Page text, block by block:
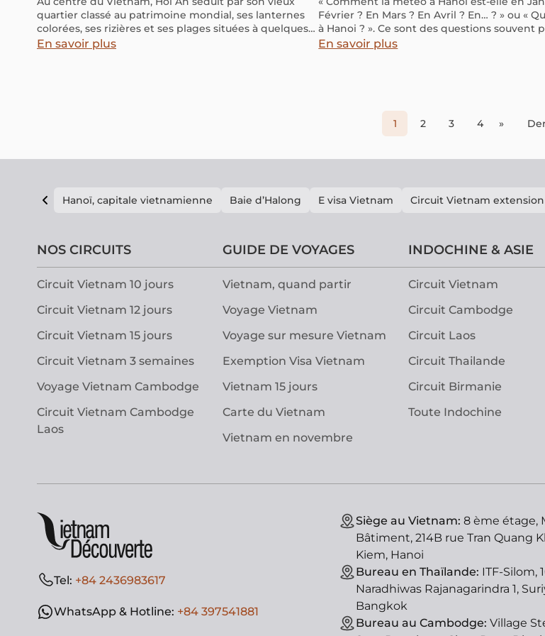
quartier classé au patrimoine mondial, ses lanternes
colorées, ses rizières et ses plages situées à quelques
minutes du centre. Ancien port marchand d’Asie du
En savoir plus
Février ? En Mars ? En Avril ? En… ? » ou «
à Hanoi ? ». Ce sont des questions souvent
avant de partir en direction Hanoi – la
En savoir plus
1 2 3 4 »
Hanoï, capitale vietnamienne Baie d’Halong E visa Vietnam Circuit Vietnam
NOS CIRCUITS
Circuit Vietnam 10 jours
Circuit Vietnam 12 jours
Circuit Vietnam 15 jours
Circuit Vietnam 3 semaines
Voyage Vietnam Cambodge
Circuit Vietnam Cambodge
Laos
GUIDE DE VOYAGES
Vietnam, quand partir
Voyage Vietnam
Voyage sur mesure Vietnam
Exemption Visa Vietnam
Vietnam 15 jours
Carte du Vietnam
Vietnam en novembre
INDOCHINE & ASIE
Circuit Vietnam
Circuit Cambodge
Circuit Laos
Circuit Thailande
Circuit Birmanie
Toute Indochine
Tel: +84 2436983617
WhatsApp & Hotline: +84 397541881
Siège au Vietnam: 8 ème étage,
Bâtiment, 214B rue Tran Quang
Kiem, Hanoi
Bureau en Thaïlande: ITF-Silom,
Naradhiwas Rajanagarindra 1,
Bangkok
Bureau au Cambodge: Village